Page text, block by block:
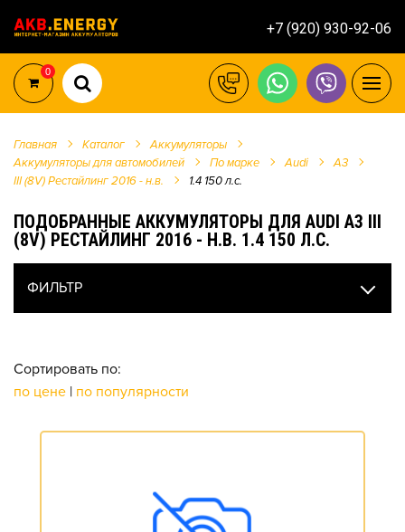
+7 (920) 930-92-06
0
Главная Каталог
Аккумуляторы
Аккумуляторы для автомобилей
По марке Audi
A3
III (8V) Рестайлинг 2016 - н.в.
1.4 150 л.c.
ПОДОБРАННЫЕ АККУМУЛЯТОРЫ ДЛЯ AUDI A3 III
(8V) РЕСТАЙЛИНГ 2016 - Н.В. 1.4 150 Л.C.
ФИЛЬТР
Сортировать по:
по цене | по популярности